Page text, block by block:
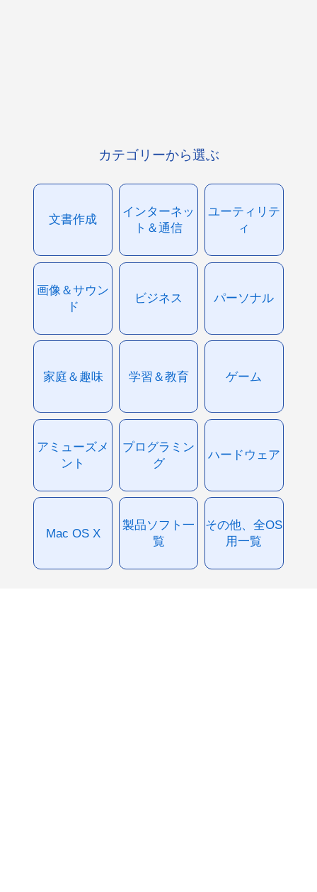
カテゴリーから選ぶ
文書作成
インターネッ
ト＆通信
ユーティリテ
ィ
画像＆サウン
ド
ビジネス パーソナル
家庭＆趣味 学習＆教育 ゲーム
アミューズメ
ント
プログラミン
グ
ハードウェア
Mac OS X
製品ソフト一
覧
その他、全OS
用一覧